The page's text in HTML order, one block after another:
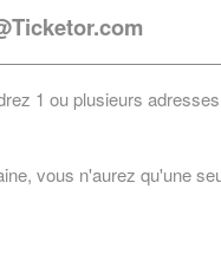
1 ou plusieurs
vous n'aurez qu'une